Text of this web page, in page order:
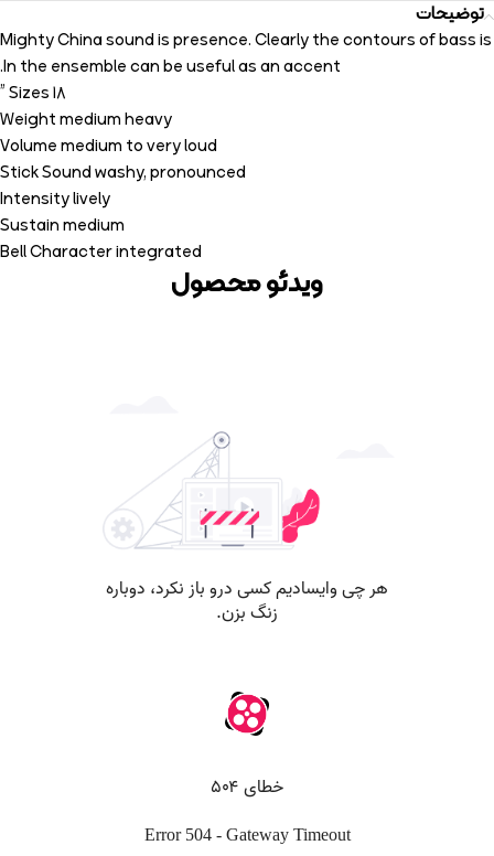
توضیحات
Mighty China sound is presence. Clearly the contours of bass is
In the ensemble can be useful as an accent.
Sizes 18 ”
Weight medium heavy
Volume medium to very loud
Stick Sound washy, pronounced
Intensity lively
Sustain medium
Bell Character integrated
ویدئو محصول